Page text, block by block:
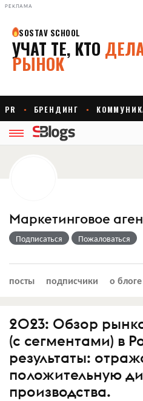
РЕКЛАМА
Маркетинговое
Подписаться Пожаловаться
посты подписчики о блоге
2023: Обзор
(с сегментами) в
результаты:
положительную
производства.